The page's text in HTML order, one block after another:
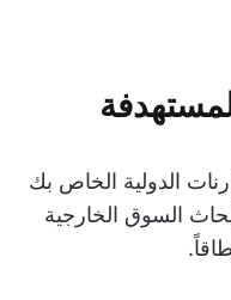
الدولية الخاص بك
السوق الخارجية